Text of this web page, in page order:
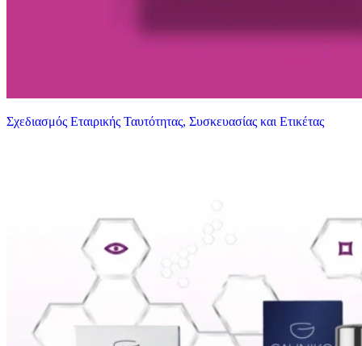
Σχεδιασμός Εταιρικής Ταυτότητας, Συσκευασίας και Ετικέτας